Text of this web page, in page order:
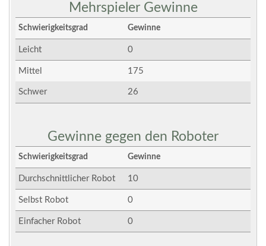
Mehrspieler Gewinne
Schwierigkeitsgrad Gewinne
Leicht 0
Mittel 175
Schwer 26
Gewinne gegen den Roboter
Schwierigkeitsgrad Gewinne
Durchschnittlicher Robot 10
Selbst Robot 0
Einfacher Robot 0